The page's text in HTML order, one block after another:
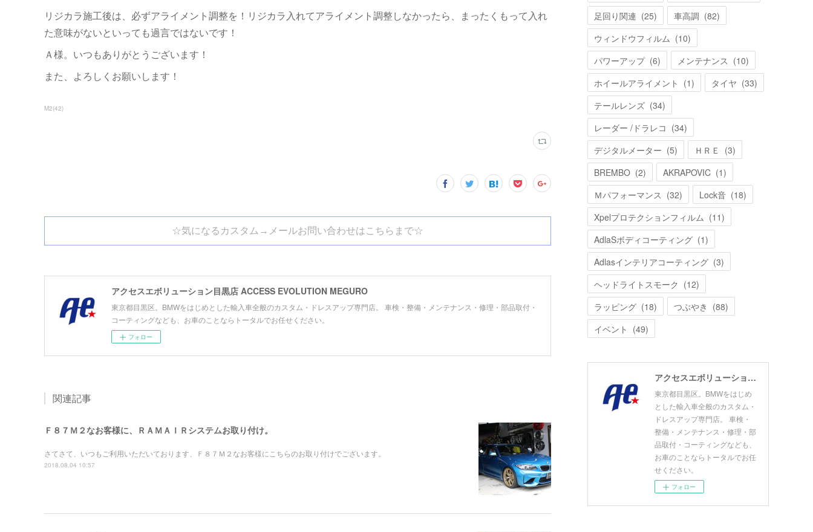
リジカラ施工後は、必ずアライメント調整を！リジカラ入れてアライメント調整しなかったら、まったくもって入れ
た意味がないといっても過言ではないです！
Ａ様。いつもありがとうございます！
また、よろしくお願いします！
M2(42)
☆気になるカスタム→メールお問い合わせはこちらまで☆
アクセスエボリューション目黒店 ACCESS EVOLUTION MEGURO
東京都目黒区。BMWをはじめとした輸入車全般のカスタム・ドレスアップ専門店。 車検・整備・メンテナンス・修理・部品取付・
コーティングなども、お車のことならトータルでお任せください。
フォロー
関連記事
Ｆ８７Ｍ２なお客様に、ＲＡＭＡＩＲシステムお取り付け。
さてさて、いつもご利用いただいております、Ｆ８７Ｍ２なお客様にこちらのお取り付けでございます。
2018.08.04 10:57
足回り関連 (25) 車高調 (82)
ウィンドウフィルム (10)
パワーアップ (6) メンテナンス (10)
ホイールアライメント (1) タイヤ (33)
テールレンズ (34)
レーダー /ドラレコ (34)
デジタルメーター (5) ＨＲＥ (3)
BREMBO (2) AKRAPOVIC (1)
Ｍパフォーマンス (32) Lock音 (18)
Xpelプロテクションフィルム (11)
AdlaSボディコーティング (1)
Adlasインテリアコーティング (3)
ヘッドライトスモーク (12)
ラッピング (18) つぶやき (88)
イベント (49)
アクセスエボリューション目黒店 ACCESS EVOLUTION MEGURO
東京都目黒区。BMWをはじめ
とした輸入車全般のカスタム・
ドレスアップ専門店。 車検・
整備・メンテナンス・修理・部
品取付・コーティングなども、
お車のことならトータルでお任
せください。
フォロー